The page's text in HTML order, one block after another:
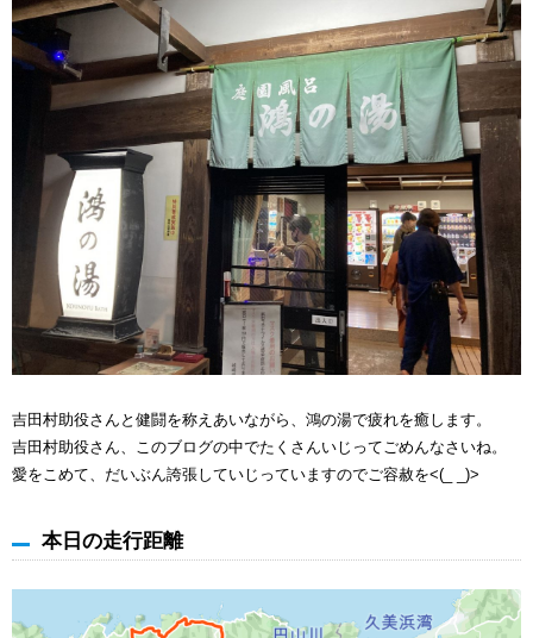
吉田村助役さんと健闘を称えあいながら、鴻の湯で疲れを癒します。
吉田村助役さん、このブログの中でたくさんいじってごめんなさいね。
愛をこめて、だいぶん誇張していじっていますのでご容赦を<(_ _)>
本日の走行距離